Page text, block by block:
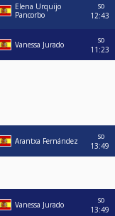
Elena Urquijo
Pancorbo
so
12:43
Vanessa Jurado
so
11:23
Arantxa Fernández
so
13:49
Vanessa Jurado
so
13:49